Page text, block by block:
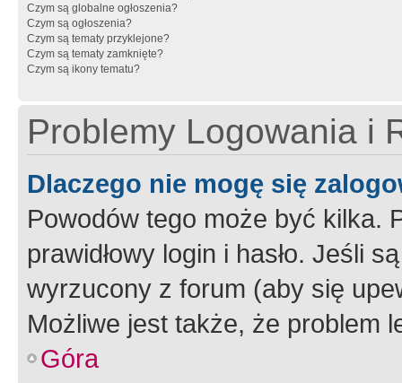
Czym są globalne ogłoszenia?
Czym są ogłoszenia?
Czym są tematy przyklejone?
Czym są tematy zamknięte?
Czym są ikony tematu?
Problemy Logowania i
Dlaczego nie mogę się
Powodów tego może być kilka.
prawidłowy login i hasło. Jeśli
wyrzucony z forum (aby się
Możliwe jest także, że problem
Góra